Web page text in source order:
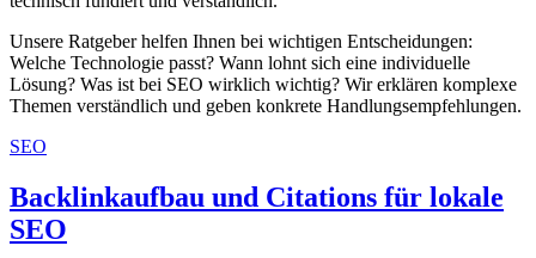
Unsere Ratgeber helfen Ihnen bei wichtigen Entscheidungen:
Welche Technologie passt? Wann lohnt sich eine individuelle
Lösung? Was ist bei SEO wirklich wichtig? Wir erklären komplexe
Themen verständlich und geben konkrete Handlungsempfehlungen.
SEO
Backlinkaufbau und Citations für lokale
SEO